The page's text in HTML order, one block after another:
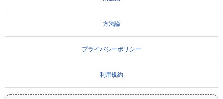
方法論
プライバシーポリシー
利用規約